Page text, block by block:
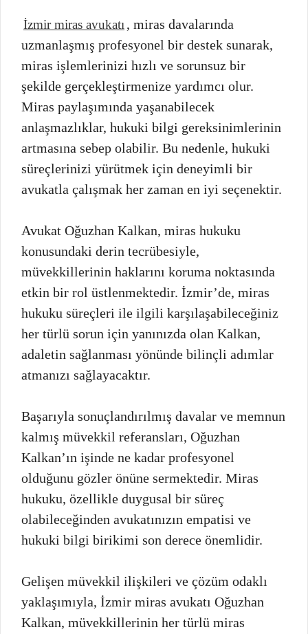
İzmir miras avukatı , miras davalarında
uzmanlaşmış profesyonel bir destek sunarak,
miras işlemlerinizi hızlı ve sorunsuz bir
şekilde gerçekleştirmenize yardımcı olur.
Miras paylaşımında yaşanabilecek
anlaşmazlıklar, hukuki bilgi gereksinimlerinin
artmasına sebep olabilir. Bu nedenle, hukuki
süreçlerinizi yürütmek için deneyimli bir
avukatla çalışmak her zaman en iyi seçenektir.
Avukat Oğuzhan Kalkan, miras hukuku
konusundaki derin tecrübesiyle,
müvekkillerinin haklarını koruma noktasında
etkin bir rol üstlenmektedir. İzmir’de, miras
hukuku süreçleri ile ilgili karşılaşabileceğiniz
her türlü sorun için yanınızda olan Kalkan,
adaletin sağlanması yönünde bilinçli adımlar
atmanızı sağlayacaktır.
Başarıyla sonuçlandırılmış davalar ve memnun
kalmış müvekkil referansları, Oğuzhan
Kalkan’ın işinde ne kadar profesyonel
olduğunu gözler önüne sermektedir. Miras
hukuku, özellikle duygusal bir süreç
olabileceğinden avukatınızın empatisi ve
hukuki bilgi birikimi son derece önemlidir.
Gelişen müvekkil ilişkileri ve çözüm odaklı
yaklaşımıyla, İzmir miras avukatı Oğuzhan
Kalkan, müvekkillerinin her türlü miras